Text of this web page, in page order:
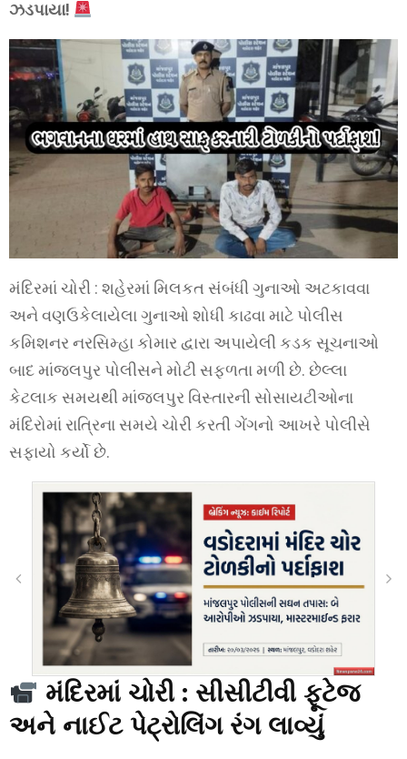
ઝડપાયા!
મંદિરમાં ચોરી : શહેરમાં મિલકત સંબંધી ગુનાઓ અટકાવવા
અને વણઉકેલાયેલા ગુનાઓ શોધી કાઢવા માટે પોલીસ
કમિશનર નરસિમ્હા કોમાર દ્વારા અપાયેલી કડક સૂચનાઓ
બાદ માંજલપુર પોલીસને મોટી સફળતા મળી છે. છેલ્લા
કેટલાક સમયથી માંજલપુર વિસ્તારની સોસાયટીઓના
મંદિરોમાં રાત્રિના સમયે ચોરી કરતી ગેંગનો આખરે પોલીસે
સફાયો કર્યો છે.
મંદિરમાં ચોરી : સીસીટીવી ફૂટેજ
અને નાઈટ પેટ્રોલિંગ રંગ લાવ્યું